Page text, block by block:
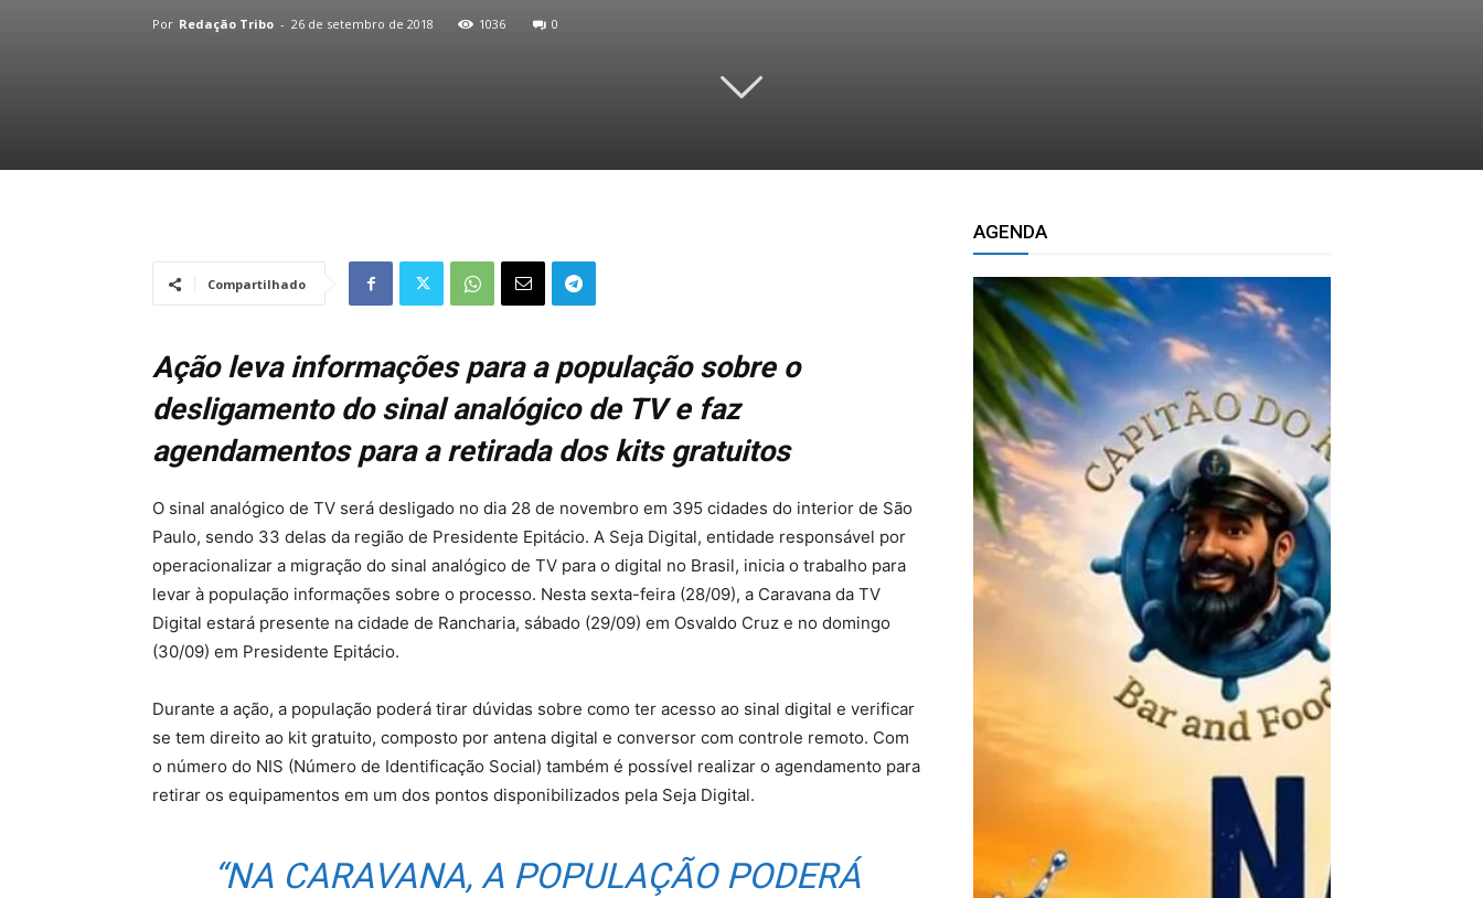
Por Redação Tribo - 26 de setembro de 2018 1036 0
Compartilhado
Ação leva informações para a população sobre o
desligamento do sinal analógico de TV e faz
agendamentos para a retirada dos kits gratuitos
O sinal analógico de TV será desligado no dia 28 de novembro em 395 cidades do interior de São
Paulo, sendo 33 delas da região de Presidente Epitácio. A Seja Digital, entidade responsável por
operacionalizar a migração do sinal analógico de TV para o digital no Brasil, inicia o trabalho para
levar à população informações sobre o processo. Nesta sexta-feira (28/09), a Caravana da TV
Digital estará presente na cidade de Rancharia, sábado (29/09) em Osvaldo Cruz e no domingo
(30/09) em Presidente Epitácio.
Durante a ação, a população poderá tirar dúvidas sobre como ter acesso ao sinal digital e verificar
se tem direito ao kit gratuito, composto por antena digital e conversor com controle remoto. Com
o número do NIS (Número de Identificação Social) também é possível realizar o agendamento para
retirar os equipamentos em um dos pontos disponibilizados pela Seja Digital.
“NA CARAVANA, A POPULAÇÃO PODERÁ
AGENDA